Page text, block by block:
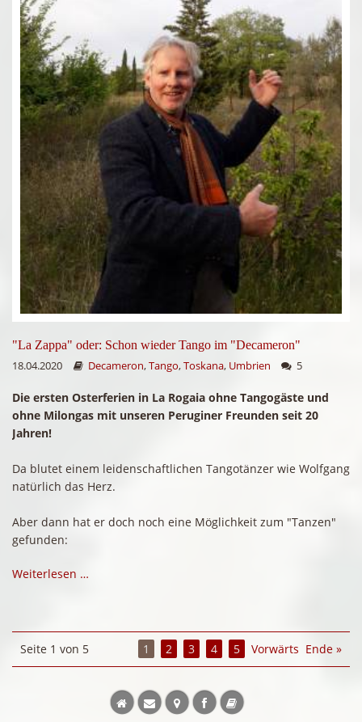
"La Zappa" oder: Schon wieder Tango im "Decameron"
18.04.2020
Decameron,Tango,Toskana, Umbrien 5
Die ersten Osterferien in La Rogaia ohne Tangogäste und
ohne Milongas mit unseren Peruginer Freunden seit 20
Jahren!
Da blutet einem leidenschaftlichen Tangotänzer wie Wolfgang
natürlich das Herz.
Aber dann hat er doch noch eine Möglichkeit zum "Tanzen"
gefunden:
Weiterlesen …
Seite 1 von 5 1 2 3 4 5 Vorwärts Ende »